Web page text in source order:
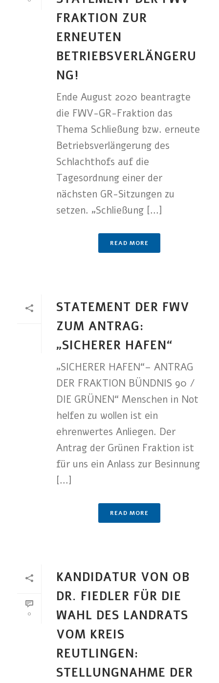
FRAKTION ZUR
ERNEUTEN
BETRIEBSVERLÄNGERU
NG!
Ende August 2020 beantragte
die FWV-GR-Fraktion das
Thema Schließung bzw. erneute
Betriebsverlängerung des
Schlachthofs auf die
Tagesordnung einer der
nächsten GR-Sitzungen zu
setzen. „Schließung [...]
READ MORE
STATEMENT DER FWV
ZUM ANTRAG:
„SICHERER HAFEN“
„SICHERER HAFEN“– ANTRAG
DER FRAKTION BÜNDNIS 90 /
DIE GRÜNEN“ Menschen in Not
helfen zu wollen ist ein
ehrenwertes Anliegen. Der
Antrag der Grünen Fraktion ist
für uns ein Anlass zur Besinnung
[...]
READ MORE
0
KANDIDATUR VON OB
DR. FIEDLER FÜR DIE
WAHL DES LANDRATS
VOM KREIS
REUTLINGEN:
STELLUNGNAHME DER